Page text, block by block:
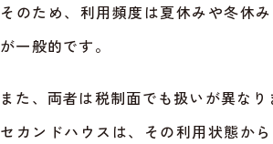
そのため、利用頻度は夏休みや冬休
が一般的です。
また、両者は税制面でも扱いが異なり
セカンドハウスは、その利用状態か